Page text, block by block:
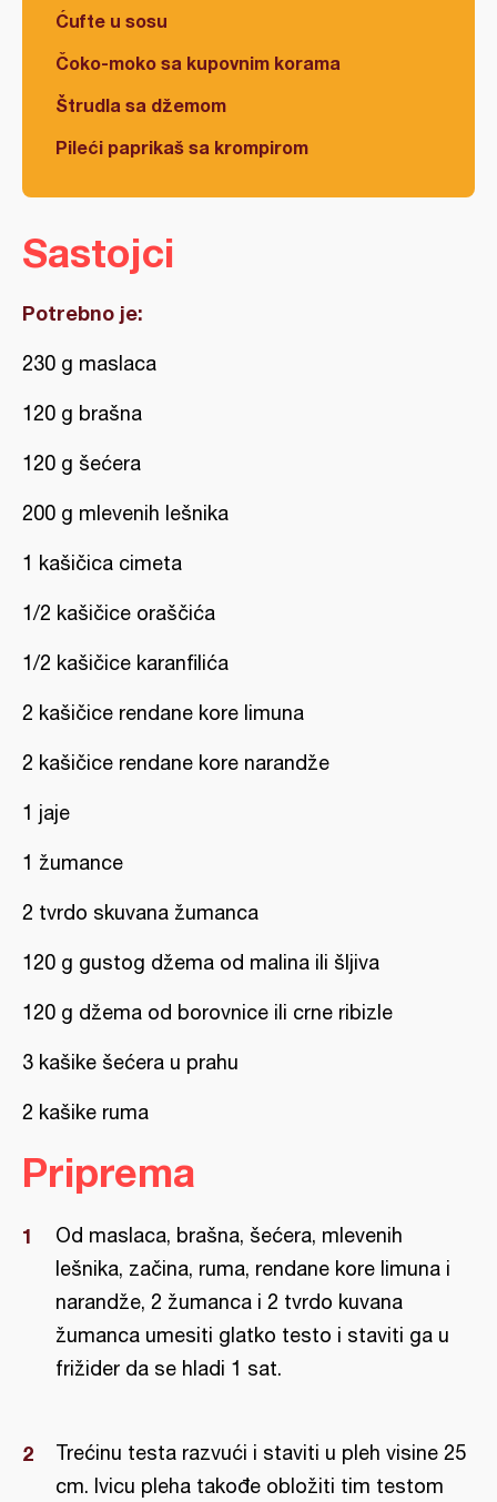
Ćufte u sosu
Čoko-moko sa kupovnim korama
Štrudla sa džemom
Pileći paprikaš sa krompirom
Sastojci
Potrebno je:
230 g maslaca
120 g brašna
120 g šećera
200 g mlevenih lešnika
1 kašičica cimeta
1/2 kašičice oraščića
1/2 kašičice karanfilića
2 kašičice rendane kore limuna
2 kašičice rendane kore narandže
1 jaje
1 žumance
2 tvrdo skuvana žumanca
120 g gustog džema od malina ili šljiva
120 g džema od borovnice ili crne ribizle
3 kašike šećera u prahu
2 kašike ruma
Priprema
Od maslaca, brašna, šećera, mlevenih
lešnika, začina, ruma, rendane kore limuna i
narandže, 2 žumanca i 2 tvrdo kuvana
žumanca umesiti glatko testo i staviti ga u
frižider da se hladi 1 sat.
Trećinu testa razvući i staviti u pleh visine 25
cm. Ivicu pleha takođe obložiti tim testom